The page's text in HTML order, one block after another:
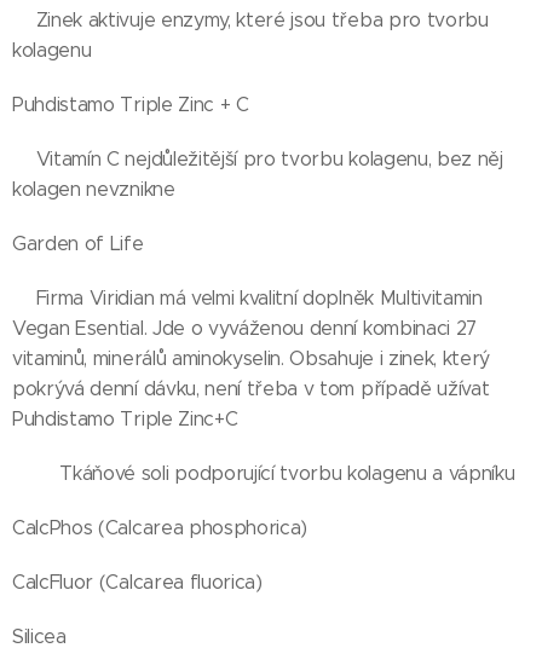
👉Zinek aktivuje enzymy, které jsou třeba pro tvorbu
kolagenu
Puhdistamo Triple Zinc + C
👉Vitamín C nejdůležitější pro tvorbu kolagenu, bez něj
kolagen nevznikne
Garden of Life
🌱Firma Viridian má velmi kvalitní doplněk Multivitamin
Vegan Esential. Jde o vyváženou denní kombinaci 27
vitaminů, minerálů aminokyselin. Obsahuje i zinek, který
pokrývá denní dávku, není třeba v tom případě užívat
Puhdistamo Triple Zinc+C
🍀🍀Tkáňové soli podporující tvorbu kolagenu a vápníku
CalcPhos (Calcarea phosphorica)
CalcFluor (Calcarea fluorica)
Silicea